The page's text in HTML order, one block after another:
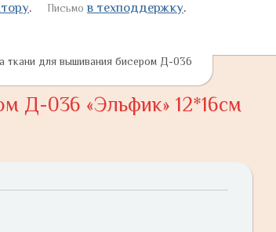
. Письмо в техподдержку.
ткани для вышивания бисером Д-036
Д-036 «Эльфик» 12*16см